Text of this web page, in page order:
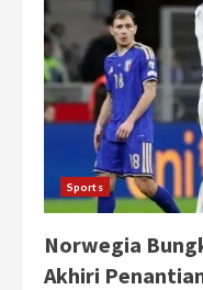
Sports
Norwegia
Akhiri